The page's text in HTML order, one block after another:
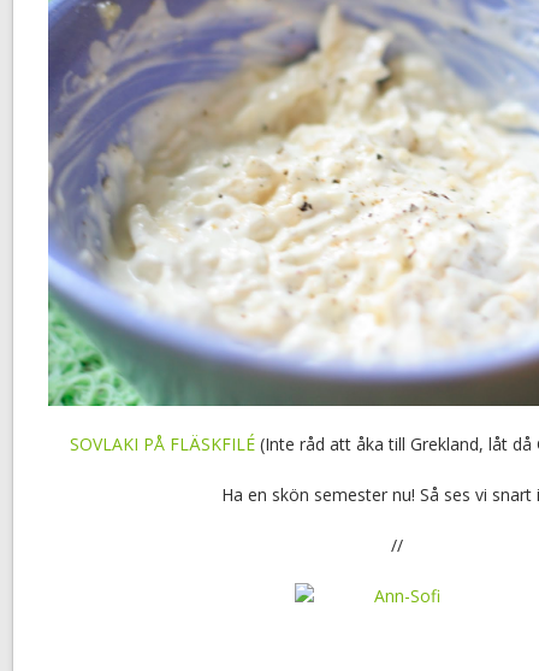
SOVLAKI PÅ FLÄSKFILÉ(Inte råd att åka till Grekland, låt då
Ha en skön semester nu! Så ses vi snart
//